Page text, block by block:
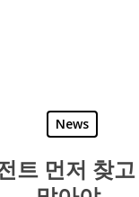
News
트 먼저 찾